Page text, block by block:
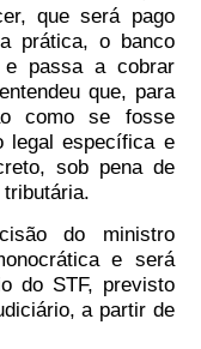
que será pago
prática, o banco
e passa a cobrar
que, para
como se fosse
legal específica e
sob pena de
do ministro
e será
do STF, previsto
a partir de